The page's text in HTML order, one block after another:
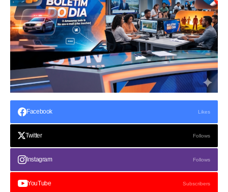
Facebook Likes
Twitter Follows
Instagram Follows
YouTube Subscribers